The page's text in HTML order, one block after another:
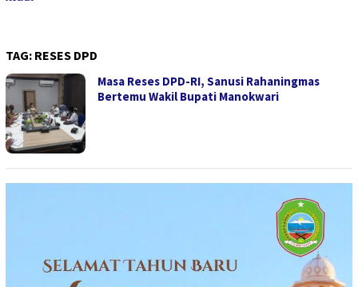
TAG: RESES DPD
Masa Reses DPD-RI, Sanusi Rahaningmas
Bertemu Wakil Bupati Manokwari